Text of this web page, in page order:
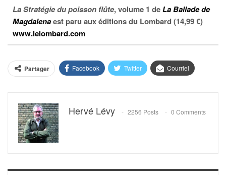
La Stratégie du poisson flûte, volume 1 deLa Ballade de
Magdalenaest paru aux éditions du Lombard (14,99 €)
www.lelombard.com
Partager Facebook Twitter Courriel
Hervé Lévy 2256 Posts 0 Comments